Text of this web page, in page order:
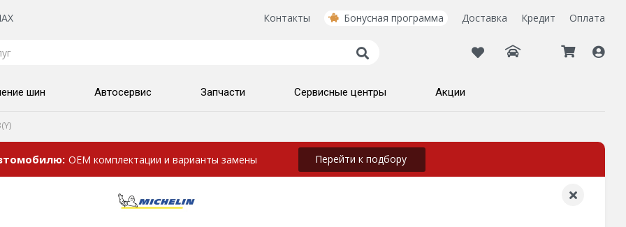
Контакты Бонусная программа Доставка Кредит Оплата
шин Автосервис Запчасти Сервисные центры Акции
OEM комплектации и варианты замены Перейти к подбору